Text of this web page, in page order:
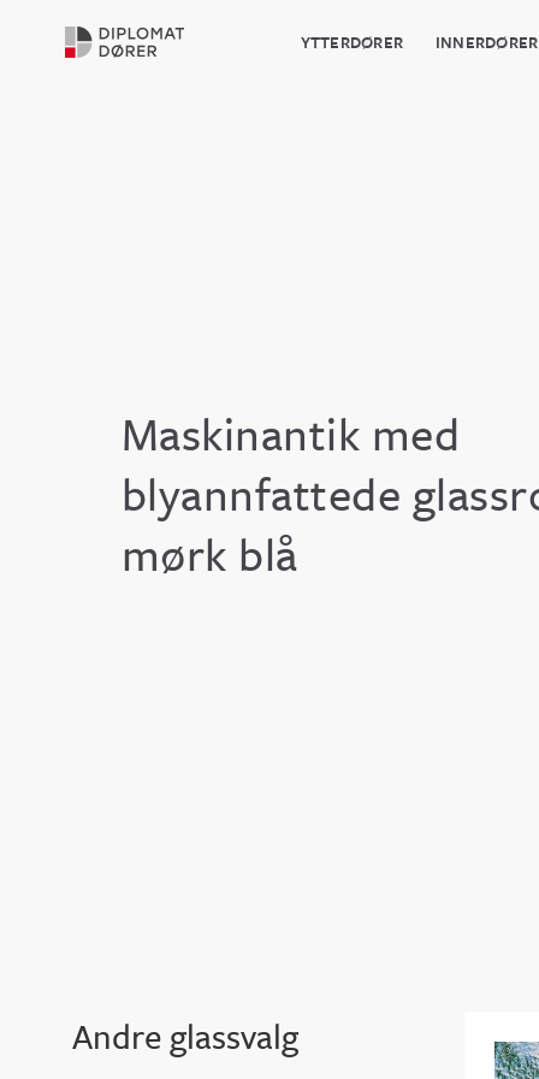
YTTERDØRER INNERDØRER
Maskinantik med
blyannfattede
mørk blå
Andre glassvalg